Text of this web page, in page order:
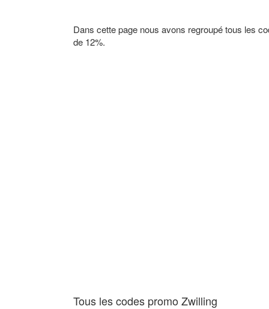
Dans cette page nous avons regroupé tous les
de 12%.
Tous les codes promo Zwilling